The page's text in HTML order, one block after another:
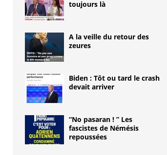
toujours là
A la veille du retour des
zeures
Biden : Tôt ou tard le crash
devait arriver
“No pasaran ! ” Les
fascistes de Némésis
repoussées